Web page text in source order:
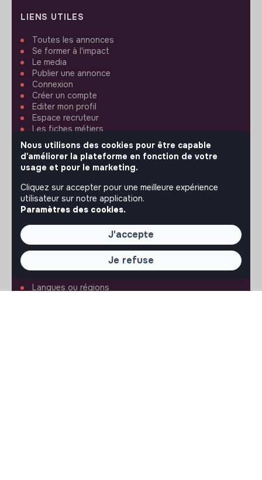
LIENS UTILES
Toutes les annonces
Se former à l'impact
Le media
Publier une annonce
Connexion
Créer un compte
Editer mon profil
Espace recruteur
Les fiches métiers
Offres d'emploi
Offres de stage
Offres d'alternance
ASSISTANCE
Nous contacter
FAQ
Conditions d'utilisation
RÉGLAGES
Langues ou régions
Nous utilisons des cookies pour être capable
d'améliorer la plateforme en fonction de votre
usage et pour le marketing.
Cliquez sur accepter pour une meilleure expérience
utilisateur sur notre application.
Paramètres des cookies.
J'accepte
Je refuse